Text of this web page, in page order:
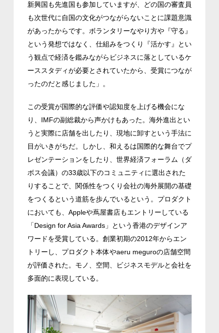
新興国も先進国も参加していますが、どの国の審査員
も次世代に自国の文化がつながらないことに課題意識
があったからです。ボランタリーなやり方や『守る』
という発想ではなく、仕組みをつくり『活かす』とい
う観点で経済を鑑みながらビジネスに落としているケ
ーススタディが必要とされていたから、受賞につなが
ったのだと感じました」。
この受賞が国際的な評価や認知度を上げる機会にな
り、IMFの副総裁から声かけもあった。海外進出とい
うと実際に店舗を出したり、現地に卸すという手法に
目がいきがちだ。しかし、和えるは国際的な舞台でプ
レゼンテーションをしたり、世界経済フォーラム（ダ
ボス会議）の33歳以下のコミュニティに選出された
りすることで、関係性をつくり会社の海外展開の基礎
をつくるという道筋を歩んでいるという。プロダクト
においても、Appleや蔦屋書店もエントリーしている
「Design for Asia Awards」という香港のデザインア
ワードを受賞している。創業初期の2012年からエン
トリーし、プロダクト本体やaeru meguroの店舗空間
が評価された。モノ、空間、ビジネスモデルと会社を
多面的に表現している。